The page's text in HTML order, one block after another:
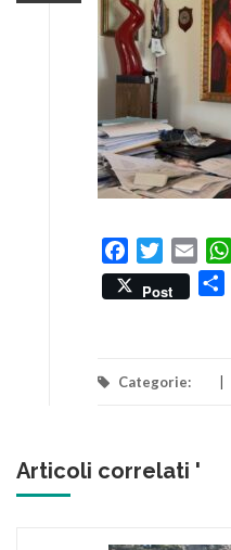
FacebookTwitterEmail
Post
Categorie:
Articoli correlati '